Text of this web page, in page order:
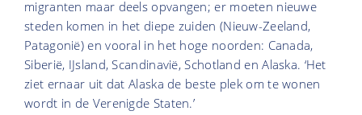
migranten maar deels opvangen; er moeten nieuwe
steden komen in het diepe zuiden (Nieuw-Zeeland,
Patagonië) en vooral in het hoge noorden: Canada,
Siberië, IJsland, Scandinavië, Schotland en Alaska. ‘Het
ziet ernaar uit dat Alaska de beste plek om te wonen
wordt in de Verenigde Staten.’